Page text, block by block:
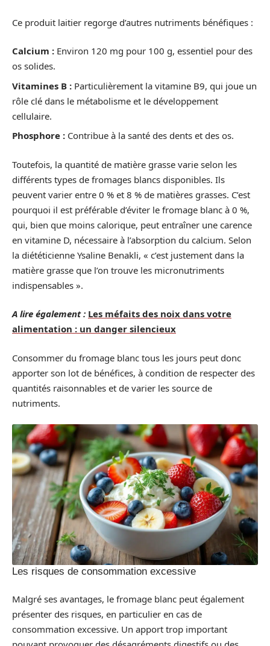
Ce produit laitier regorge d’autres nutriments bénéfiques :
Calcium : Environ 120 mg pour 100 g, essentiel pour des
os solides.
Vitamines B : Particulièrement la vitamine B9, qui joue un
rôle clé dans le métabolisme et le développement
cellulaire.
Phosphore : Contribue à la santé des dents et des os.
Toutefois, la quantité de matière grasse varie selon les
différents types de fromages blancs disponibles. Ils
peuvent varier entre 0 % et 8 % de matières grasses. C’est
pourquoi il est préférable d’éviter le fromage blanc à 0 %,
qui, bien que moins calorique, peut entraîner une carence
en vitamine D, nécessaire à l’absorption du calcium. Selon
la diététicienne Ysaline Benakli, « c’est justement dans la
matière grasse que l’on trouve les micronutriments
indispensables ».
A lire également : Les méfaits des noix dans votre
alimentation : un danger silencieux
Consommer du fromage blanc tous les jours peut donc
apporter son lot de bénéfices, à condition de respecter des
quantités raisonnables et de varier les source de
nutriments.
Les risques de consommation excessive
Malgré ses avantages, le fromage blanc peut également
présenter des risques, en particulier en cas de
consommation excessive. Un apport trop important